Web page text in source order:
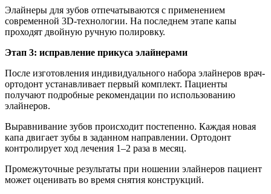
Элайнеры для зубов отпечатываются с применением
современной 3D-технологии. На последнем этапе капы
проходят двойную ручную полировку.
Этап 3: исправление прикуса элайнерами
После изготовления индивидуального набора элайнеров врач-
ортодонт устанавливает первый комплект. Пациенты
получают подробные рекомендации по использованию
элайнеров.
Выравнивание зубов происходит постепенно. Каждая новая
капа двигает зубы в заданном направлении. Ортодонт
контролирует ход лечения 1–2 раза в месяц.
Промежуточные результаты при ношении элайнеров пациент
может оценивать во время снятия конструкций.